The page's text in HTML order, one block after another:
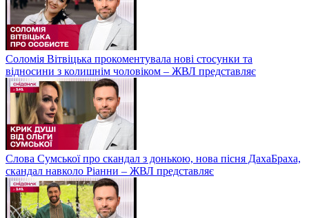
Соломія Вітвіцька прокоментувала нові стосунки та
відносини з колишнім чоловіком – ЖВЛ представляє
Слова Сумської про скандал з донькою, нова пісня ДахаБраха,
скандал навколо Ріанни – ЖВЛ представляє